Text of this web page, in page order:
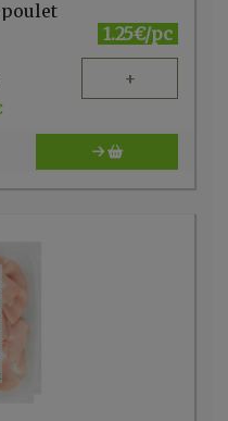
1.25€/pc
+